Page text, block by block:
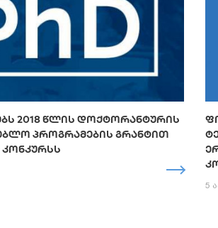
2018 ᲬᲚᲘᲡ ᲓᲝᲥᲢᲝᲠᲐᲜᲢᲣᲠᲘᲡ
ᲞᲠᲝᲒᲠᲐᲛᲔᲑᲘᲡ ᲒᲠᲐᲜᲢᲘᲗ
ᲙᲝᲜᲙᲣᲠᲡᲡ
5